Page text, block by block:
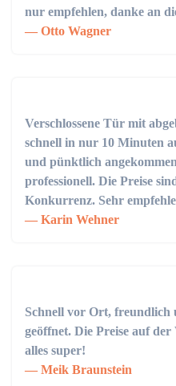
nur empfehlen, danke an
Otto Wagner
Verschlossene Tür mit
schnell in nur 10 Minuten
und pünktlich
professionell. Die Preise
Konkurrenz. Sehr
Karin Wehner
Schnell vor Ort,
geöffnet. Die Preise auf der
alles super!
Meik Braunstein